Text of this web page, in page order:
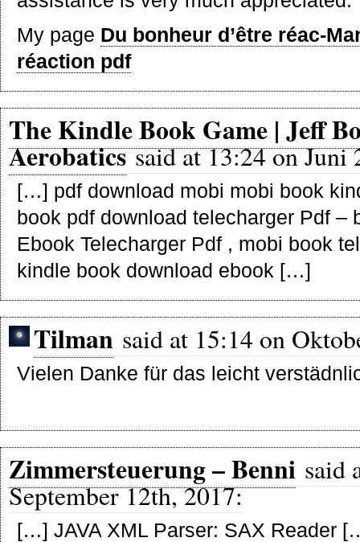
My page Du bonheur d’être réac-
réaction pdf
The Kindle Book Game | Jeff
Aerobaticssaid at 13:24 on Juni
[…] pdf download mobi mobi book
book pdf download telecharger Pdf –
Ebook Telecharger Pdf , mobi book
kindle book download ebook […]
Tilman said at 15:14 on
Vielen Danke für das leicht
Zimmersteuerung – Benni said
September 12th, 2017:
[…] JAVA XML Parser: SAX Reader